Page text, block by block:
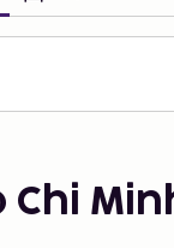
Chi